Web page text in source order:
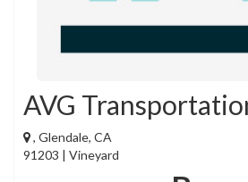
AVG
, Glendale, CA
91203 | Vineyard